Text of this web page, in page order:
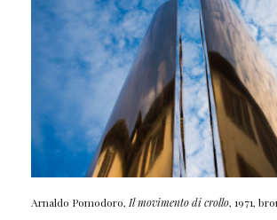
Arnaldo Pomodoro, Il movimento di crollo, 1971,